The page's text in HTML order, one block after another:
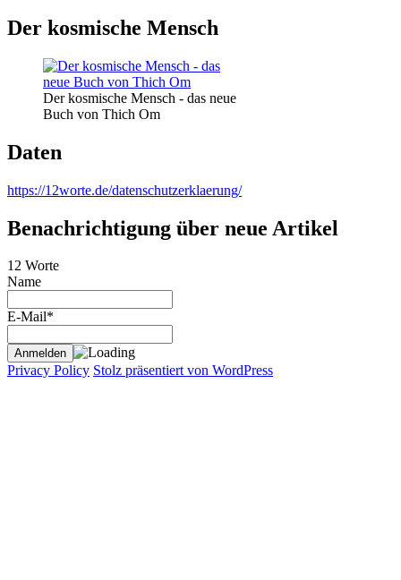
Der kosmische Mensch
Der kosmische Mensch - das neue
Buch von Thich Om
Daten
https://12worte.de/datenschutzerklaerung/
Benachrichtigung über neue Artikel
12 Worte
Name
E-Mail*
Privacy Policy Stolz präsentiert von WordPress